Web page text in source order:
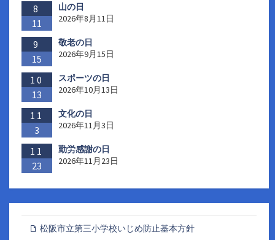
8
11
山の日
2026年8月11日
9
15
敬老の日
2026年9月15日
10
13
スポーツの日
2026年10月13日
11
3
文化の日
2026年11月3日
11
23
勤労感謝の日
2026年11月23日
松阪市立第三小学校いじめ防止基本方針